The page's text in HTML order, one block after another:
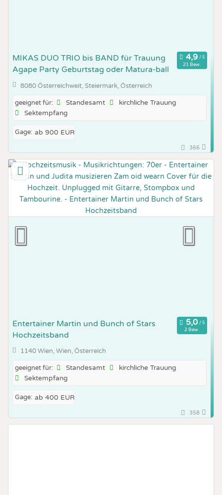
MIKAS DUO TRIO bis BAND für Trauung
Agape Party Geburtstag oder Matura-ball
21 Bew.
8080 Österreichweit, Steiermark, Österreich
geeignet für: Standesamt
kirchliche Trauung
Sektempfang
Gage: ab 900 EUR
366
Entertainer Martin und Bunch of Stars
Hochzeitsband
2 Bew.
1140 Wien, Wien, Österreich
geeignet für: Standesamt
kirchliche Trauung
Sektempfang
Gage: ab 400 EUR
358